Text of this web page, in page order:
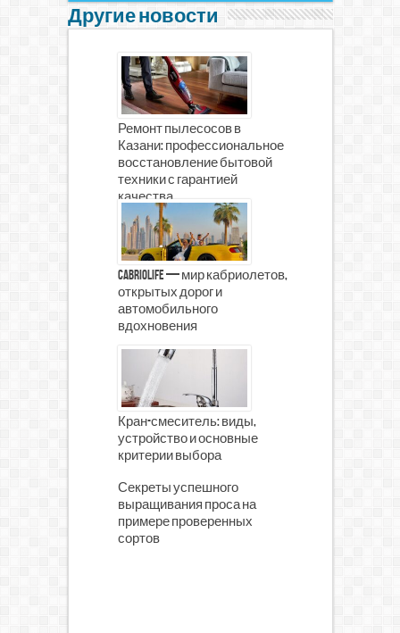
Другие новости
Ремонт пылесосов в
Казани: профессиональное
восстановление бытовой
техники с гарантией
качества
CabrioLife — мир кабриолетов,
открытых дорог и
автомобильного
вдохновения
Кран-смеситель: виды,
устройство и основные
критерии выбора
Секреты успешного
выращивания проса на
примере проверенных
сортов